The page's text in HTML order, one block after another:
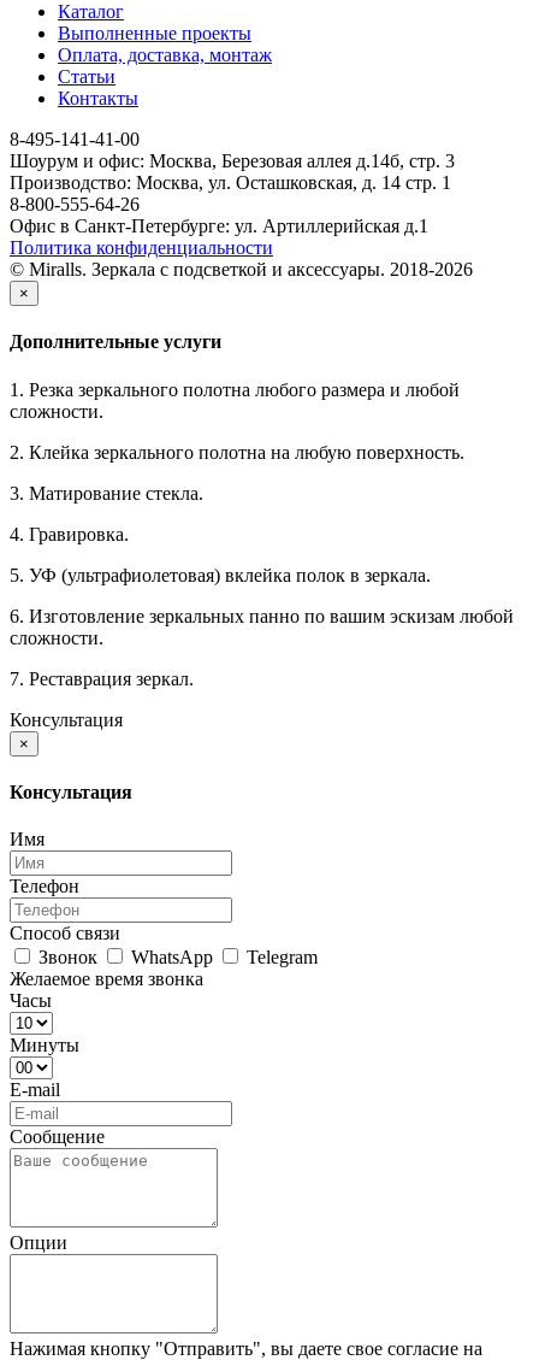
Каталог
Выполненные проекты
Оплата, доставка, монтаж
Статьи
Контакты
8-495-141-41-00
Шоурум и офис: Москва, Березовая аллея д.14б, стр. 3
Производство: Москва, ул. Осташковская, д. 14 стр. 1
8-800-555-64-26
Офис в Санкт-Петербурге: ул. Артиллерийская д.1
Политика конфиденциальности
© Miralls. Зеркала с подсветкой и аксессуары. 2018-2026
×
Дополнительные услуги
1. Резка зеркального полотна любого размера и любой
сложности.
2. Клейка зеркального полотна на любую поверхность.
3. Матирование стекла.
4. Гравировка.
5. УФ (ультрафиолетовая) вклейка полок в зеркала.
6. Изготовление зеркальных панно по вашим эскизам любой
сложности.
7. Реставрация зеркал.
Консультация
×
Консультация
Имя
Телефон
Способ связи
Звонок
WhatsApp
Telegram
Желаемое время звонка
Часы
Минуты
E-mail
Сообщение
Опции
Нажимая кнопку "Отправить", вы даете свое согласие на